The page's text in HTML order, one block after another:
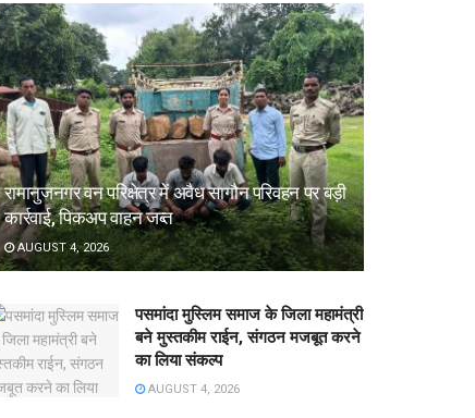
रामानुजनगर वन परिक्षेत्र में अवैध सागौन परिवहन पर बड़ी
कार्रवाई, पिकअप वाहन जब्त
AUGUST 4, 2026
पसमांदा मुस्लिम समाज के जिला महामंत्री
बने मुस्तकीम राईन, संगठन मजबूत करने
का लिया संकल्प
AUGUST 4, 2026